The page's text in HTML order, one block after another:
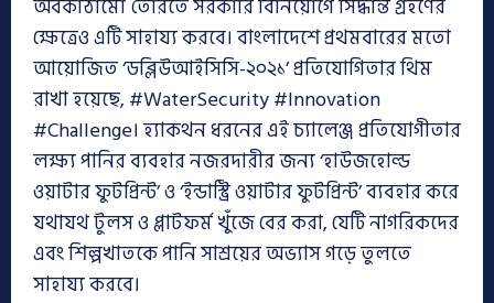
অবকাঠামো তৈরিতে সরকারি বিনিয়োগে সিদ্ধান্ত গ্রহণের
ক্ষেত্রেও এটি সাহায্য করবে। বাংলাদেশে প্রথমবারের মতো
আয়োজিত ‘ডব্লিউআইসিসি-২০২১’ প্রতিযোগিতার থিম
রাখা হয়েছে, #WaterSecurity #Innovation
#Challenge। হ্যাকথন ধরনের এই চ্যালেঞ্জ প্রতিযোগীতার
লক্ষ্য পানির ব্যবহার নজরদারীর জন্য ‘হাউজহোল্ড
ওয়াটার ফুটপ্রিন্ট’ ও ‘ইন্ডাস্ট্রি ওয়াটার ফুটপ্রিন্ট’ ব্যবহার করে
যথাযথ টুলস ও প্লাটফর্ম খুঁজে বের করা, যেটি নাগরিকদের
এবং শিল্পখাতকে পানি সাশ্রয়ের অভ্যাস গড়ে তুলতে
সাহায্য করবে।